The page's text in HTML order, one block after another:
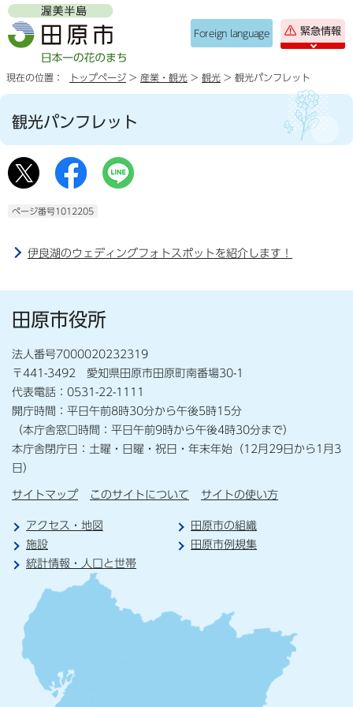
Foreign language 緊急情報
現在の位置： トップページ > 産業・観光 > 観光 > 観光パンフレット
観光パンフレット
ページ番号1012205
伊良湖のウェディングフォトスポットを紹介します！
田原市役所
法人番号7000020232319
〒441-3492 愛知県田原市田原町南番場30-1
代表電話：0531-22-1111
開庁時間：平日午前8時30分から午後5時15分
（本庁舎窓口時間：平日午前9時から午後4時30分まで）
本庁舎閉庁日：土曜・日曜・祝日・年末年始（12月29日から1月3
日）
サイトマップ このサイトについて サイトの使い方
アクセス・地図
田原市の組織
施設
田原市例規集
統計情報・人口と世帯